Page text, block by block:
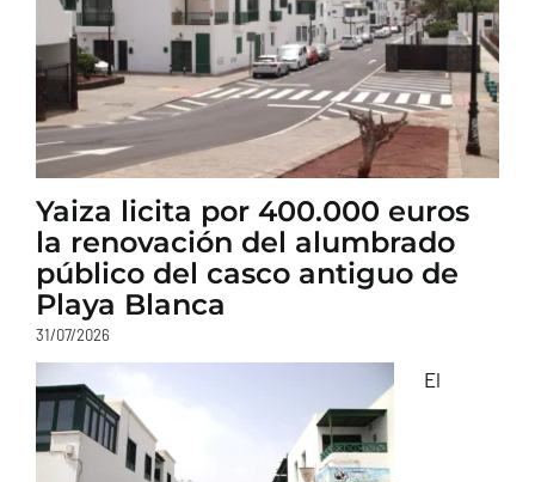
Yaiza licita por 400.000 euros
la renovación del alumbrado
público del casco antiguo de
Playa Blanca
31/07/2026
El